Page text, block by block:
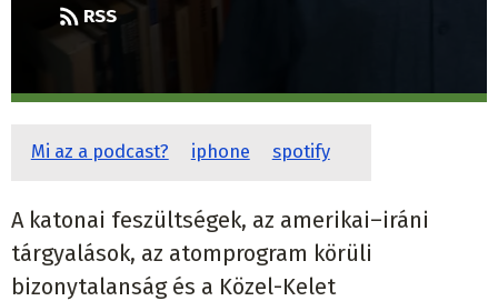
RSS
Mi az a podcast? iphone spotify
A katonai feszültségek, az amerikai–iráni
tárgyalások, az atomprogram körüli
bizonytalanság és a Közel-Kelet